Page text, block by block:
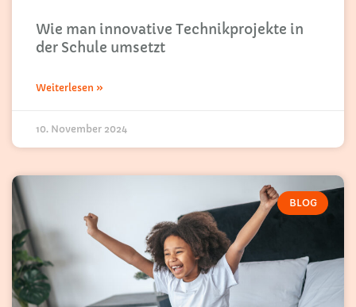
Wie man innovative Technikprojekte in
der Schule umsetzt
Weiterlesen »
10. November 2024
BLOG